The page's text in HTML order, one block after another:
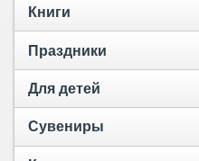
Книги
Праздники
Для детей
Сувениры